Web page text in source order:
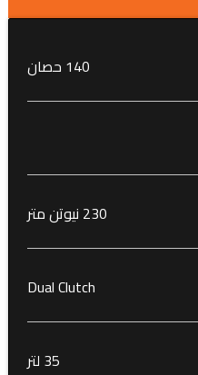
140 حصان
230 نيوتن متر
Dual Clutch
35 لتر